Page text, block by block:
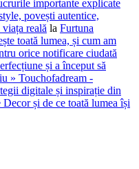
importante explicate
povești autentice,
reală la Furtuna
toată lumea, și cum am
orice notificare ciudată
și a început să
» Touchofadream -
digitale și inspirație din
și de ce toată lumea își